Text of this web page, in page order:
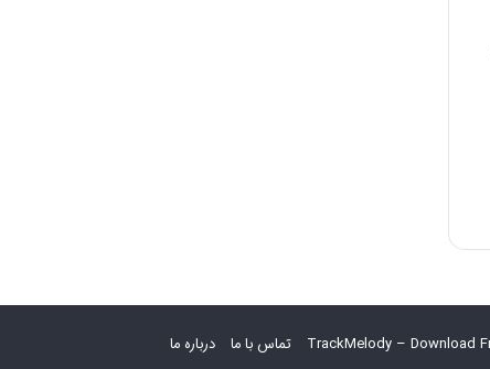
TrackMelody – Download تماس با ما درباره ما